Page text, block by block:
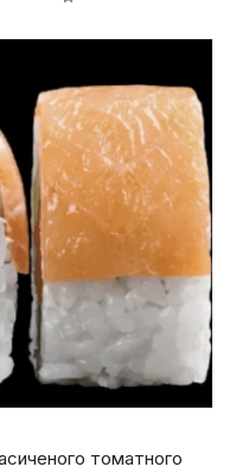
томатного